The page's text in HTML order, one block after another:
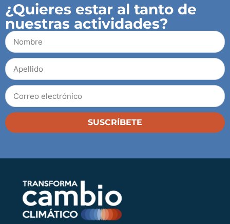
¿Quieres estar al tanto de
nuestras actividades?
SUSCRÍBETE